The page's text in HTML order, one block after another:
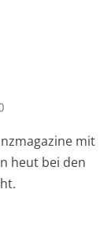
mit
heut bei den